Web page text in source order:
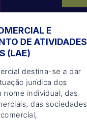
E
DE ATIVIDADES
(LAE)
destina-se a dar
jurídica dos
nome individual, das
das sociedades